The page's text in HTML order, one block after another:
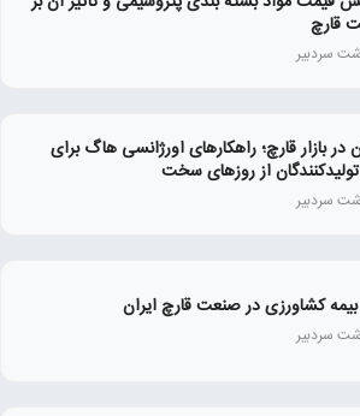
قارچ
سردبیر
در بازار قارچ؛ راهکارهای اورژانسی هاگ برای
از روزهای سخت
سردبیر
بیمه کشاورزی در صنعت قارچ ایران
سردبیر